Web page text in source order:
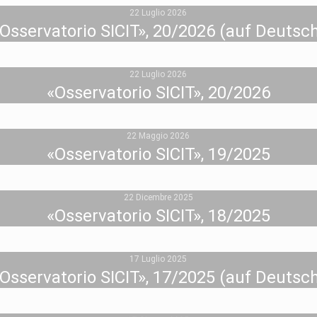
22 Luglio 2026
SICIT», 20/2026 (auf
22 Luglio 2026
«Osservatorio SICIT», 20/2026
22 Maggio 2026
«Osservatorio SICIT», 19/2025
22 Dicembre 2025
«Osservatorio SICIT», 18/2025
17 Luglio 2025
SICIT», 17/2025 (auf